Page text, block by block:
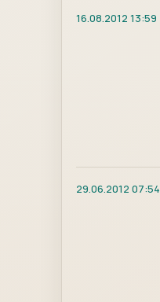
16.08.2012 13:59
29.06.2012 07:54